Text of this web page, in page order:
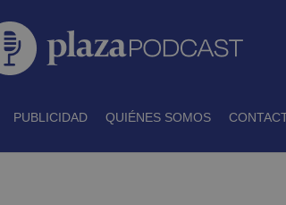
PUBLICIDAD QUIÉNES SOMOS